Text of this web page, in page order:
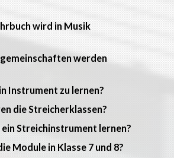
wird in Musik
werden
Instrument zu lernen?
die Streicherklassen?
ein Streichinstrument lernen?
Module in Klasse 7 und 8?